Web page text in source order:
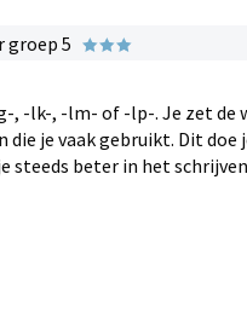
groep 5
-lk-, -lm- of -lp-. Je zet de
je vaak gebruikt. Dit doe
steeds beter in het